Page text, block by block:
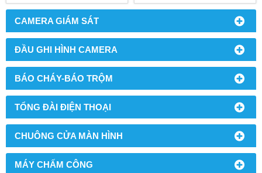
CAMERA GIÁM SÁT
ĐẦU GHI HÌNH CAMERA
BÁO CHÁY-BÁO TRỘM
TỔNG ĐÀI ĐIỆN THOẠI
CHUÔNG CỬA MÀN HÌNH
MÁY CHẤM CÔNG